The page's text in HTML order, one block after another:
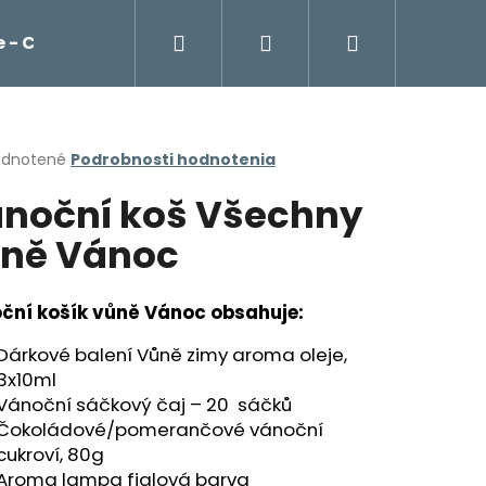
- Cockta, čaje, káva Franck Potraviny
Hľadať Prihlásenie
Podrobnosti hodnotenia
koš Všechny
Vánoc
košík vůně Vánoc obsahuje:
balení Vůně zimy aroma oleje,
sáčkový čaj – 20 sáčků
pomerančové vánoční
80g
lampa fialová barva
Nasledujúce